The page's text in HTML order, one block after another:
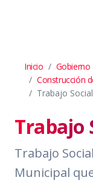
Inicio Gobierno
Construcción
Trabajo Social
Trabajo
Trabajo
Municipal